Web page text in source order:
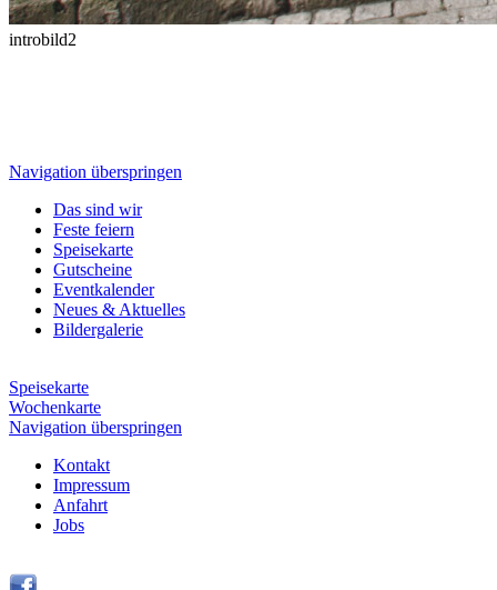
introbild2
Navigation überspringen
Das sind wir
Feste feiern
Speisekarte
Gutscheine
Eventkalender
Neues & Aktuelles
Bildergalerie
Speisekarte
Wochenkarte
Navigation überspringen
Kontakt
Impressum
Anfahrt
Jobs